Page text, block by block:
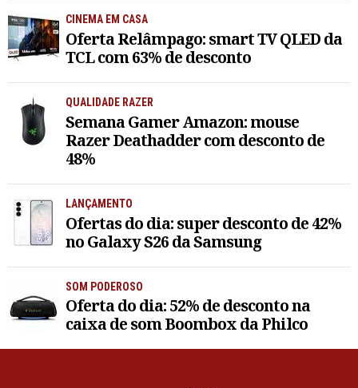
CINEMA EM CASA
Oferta Relâmpago: smart TV QLED da
TCL com 63% de desconto
QUALIDADE RAZER
Semana Gamer Amazon: mouse
Razer Deathadder com desconto de
48%
LANÇAMENTO
Ofertas do dia: super desconto de 42%
no Galaxy S26 da Samsung
SOM PODEROSO
Oferta do dia: 52% de desconto na
caixa de som Boombox da Philco